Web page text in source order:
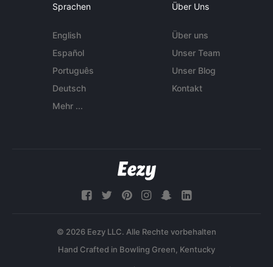
Sprachen
English
Español
Português
Deutsch
Mehr ...
Über Uns
Über uns
Unser Team
Unser Blog
Kontakt
© 2026 Eezy LLC. Alle Rechte vorbehalten